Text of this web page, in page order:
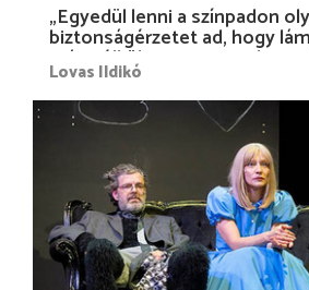
„Egyedül lenni a színpadon
biztonságérzetet ad, hogy
más nélkül is megvagyok
Lovas Ildikó